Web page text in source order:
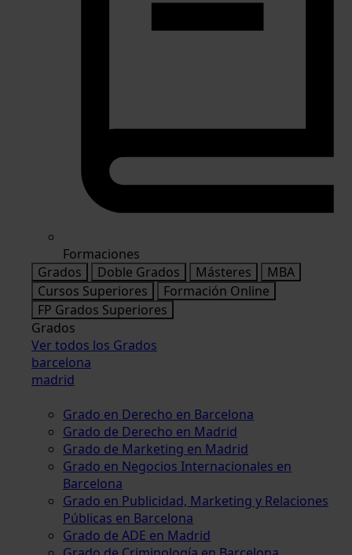
Formaciones
Grados
Doble Grados Másteres
MBA
Cursos Superiores
Formación Online
FP Grados Superiores
Grados
Ver todos los Grados
barcelona
madrid
Grado en Derecho en Barcelona
Grado de Derecho en Madrid
Grado de Marketing en Madrid
Grado en Negocios Internacionales en
Barcelona
Grado en Publicidad, Marketing y Relaciones
Públicas en Barcelona
Grado de ADE en Madrid